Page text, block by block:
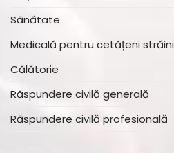
Sănătate
Medicală pentru cetățeni străini
Călătorie
Răspundere civilă generală
Răspundere civilă profesională